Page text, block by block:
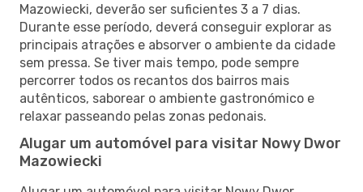
Mazowiecki, deverão ser suficientes 3 a 7 dias.
Durante esse período, deverá conseguir explorar as
principais atrações e absorver o ambiente da cidade
sem pressa. Se tiver mais tempo, pode sempre
percorrer todos os recantos dos bairros mais
autênticos, saborear o ambiente gastronómico e
relaxar passeando pelas zonas pedonais.
Alugar um automóvel para visitar Nowy Dwor
Mazowiecki